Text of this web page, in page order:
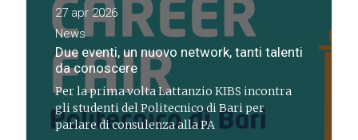
27 apr 2026
News
Due eventi, un nuovo network, tanti talenti
da conoscere
Per la prima volta Lattanzio KIBS incontra
gli studenti del Politecnico di Bari per
parlare di consulenza alla PA